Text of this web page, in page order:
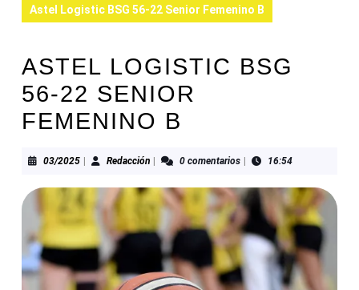
Astel Logistic BSG 56-22 Senior Femenino B
ASTEL LOGISTIC BSG
56-22 SENIOR
FEMENINO B
03/202503/2025RedacciónRedacción0 comentarios 16:54